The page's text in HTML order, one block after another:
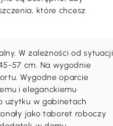
które chcesz
W zależności od sytuacji
57 cm. Na wygodnie
Wygodne oparcie
i eleganckiemu
użytku w gabinetach
jako taboret roboczy